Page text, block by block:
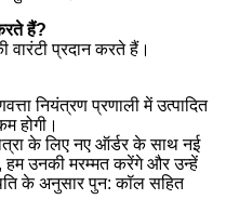
हैं?
वारंटी प्रदान करते हैं।
नियंत्रण प्रणाली में उत्पादित
होगी।
के लिए नए ऑर्डर के साथ नई
हम उनकी मरम्मत करेंगे और उन्हें
के अनुसार पुन: कॉल सहित